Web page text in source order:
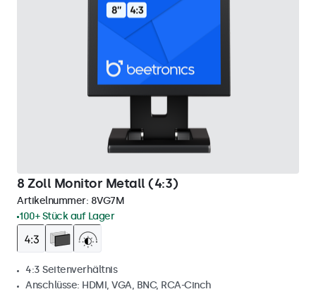
8 Zoll Monitor Metall (4:3)
Artikelnummer: 8VG7M
100+ Stück auf Lager
4:3 Seitenverhältnis
Anschlüsse: HDMI, VGA, BNC, RCA-Cinch